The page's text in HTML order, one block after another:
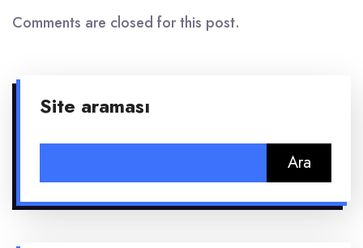
Comments are closed for this post.
Site araması